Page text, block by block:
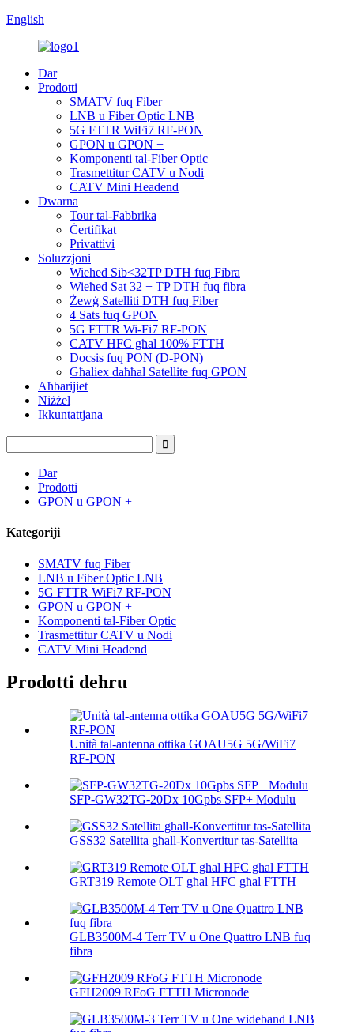
English
Dar
Prodotti
SMATV fuq Fiber
LNB u Fiber Optic LNB
5G FTTR WiFi7 RF-PON
GPON u GPON +
Komponenti tal-Fiber Optic
Trasmettitur CATV u Nodi
CATV Mini Headend
Dwarna
Tour tal-Fabbrika
Ċertifikat
Privattivi
Soluzzjoni
Wieħed Sib<32TP DTH fuq Fibra
Wieħed Sat 32 + TP DTH fuq fibra
Żewġ Satelliti DTH fuq Fiber
4 Sats fuq GPON
5G FTTR Wi-Fi7 RF-PON
CATV HFC għal 100% FTTH
Docsis fuq PON (D-PON)
Għaliex daħħal Satellite fuq GPON
Aħbarijiet
Niżżel
Ikkuntattjana
Dar
Prodotti
GPON u GPON +
Kategoriji
SMATV fuq Fiber
LNB u Fiber Optic LNB
5G FTTR WiFi7 RF-PON
GPON u GPON +
Komponenti tal-Fiber Optic
Trasmettitur CATV u Nodi
CATV Mini Headend
Prodotti dehru
Unità tal-antenna ottika GOAU5G 5G/WiFi7
RF-PON
SFP-GW32TG-20Dx 10Gpbs SFP+ Modulu
GSS32 Satellita għall-Konvertitur tas-Satellita
GRT319 Remote OLT għal HFC għal FTTH
GLB3500M-4 Terr TV u One Quattro LNB fuq
fibra
GFH2009 RFoG FTTH Micronode